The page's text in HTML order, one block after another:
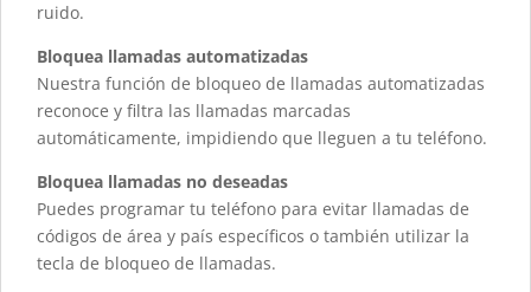
ruido.
Bloquea llamadas automatizadas
Nuestra función de bloqueo de llamadas automatizadas
reconoce y filtra las llamadas marcadas
automáticamente, impidiendo que lleguen a tu teléfono.
Bloquea llamadas no deseadas
Puedes programar tu teléfono para evitar llamadas de
códigos de área y país específicos o también utilizar la
tecla de bloqueo de llamadas.